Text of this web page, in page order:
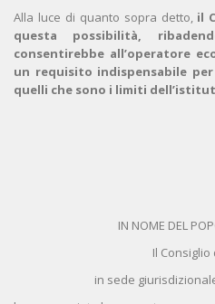
Alla luce di quanto sopra detto, il
questa possibilità,
consentirebbe all’operatore
un requisito indispensabile
quelli che sono i limiti
IN NOME DEL
Il Consiglio
in sede